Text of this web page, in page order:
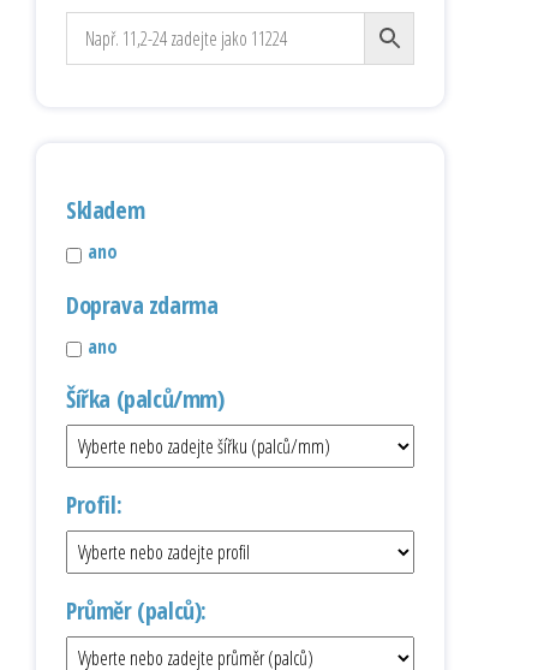
Skladem
ano
Doprava zdarma
ano
Šířka (palců/mm)
Profil:
Průměr (palců):